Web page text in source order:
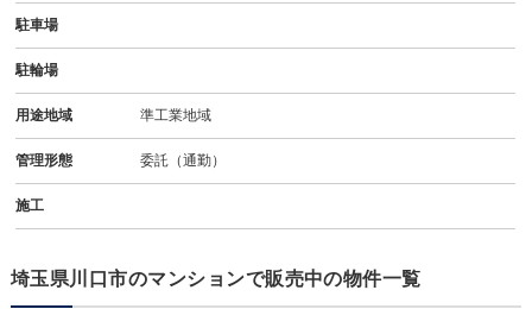
駐車場
駐輪場
用途地域 準工業地域
管理形態 委託（通勤）
施工
埼玉県川口市のマンションで販売中の物件一覧